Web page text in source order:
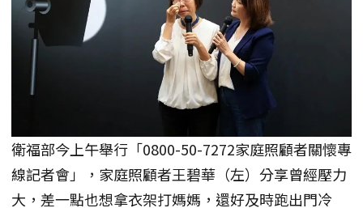
衛福部今上午舉行「0800-50-7272家庭照顧者關懷專
線記者會」，家庭照顧者王碧華（左）分享曾經壓力
大，差一點也想拿衣架打媽媽，還好及時跑出門冷